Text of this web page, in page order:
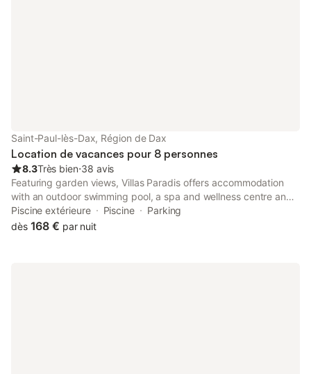
Saint-Paul-lès-Dax, Région de Dax
Location de vacances pour 8 personnes
8.3Très bien⋅38 avis
Featuring garden views, Villas Paradis offers accommodation
with an outdoor swimming pool, a spa and wellness centre and
a garden, around 1.9 km from Dax Train Station. This property
offers access to a terrace and free private parking.
Piscine extérieure Piscine
Parking
dès 168 € par nuit